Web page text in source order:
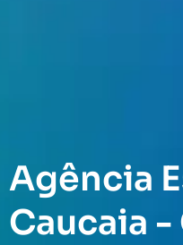
Agência
Caucaia -